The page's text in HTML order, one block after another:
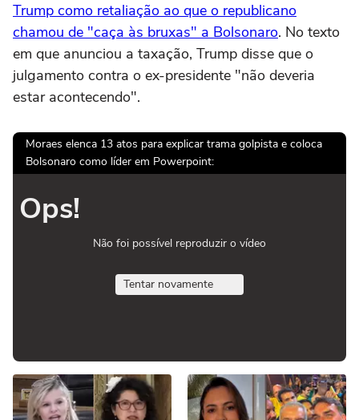
Trump como retaliação ao que o republicano
chamou de "caça às bruxas" a Bolsonaro. No texto
em que anunciou a taxação, Trump disse que o
julgamento contra o ex-presidente "não deveria
estar acontecendo".
Moraes elenca 13 atos para explicar trama golpista e coloca
Bolsonaro como líder em Powerpoint:
Ops!
Não foi possível reproduzir o vídeo
Tentar novamente